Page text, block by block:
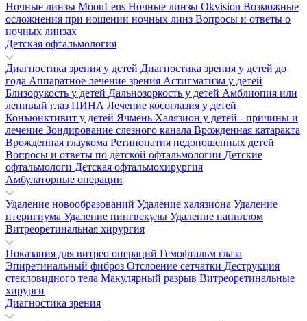
Ночные линзы MoonLens Ночные линзы Okvision Возможные
осложнения при ношении ночных линз Вопросы и ответы о
ночных линзах
Детская офтальмология
Диагностика зрения у детей Диагностика зрения у детей до
года Аппаратное лечение зрения Астигматизм у детей
Близорукость у детей Дальнозоркость у детей Амблиопия или
ленивый глаз ПИНА Лечение косоглазия у детей
Конъюнктивит у детей Ячмень Халязион у детей - причины и
лечение Зондирование слезного канала Врожденная катаракта
Врожденная глаукома Ретинопатия недоношенных детей
Вопросы и ответы по детской офтальмологии Детские
офтальмологи Детская офтальмохирургия
Амбулаторные операции
Удаление новообразований Удаление халязиона Удаление
птеригиума Удаление пингвекулы Удаление папиллом
Витреоретинальная хирургия
Показания для витрео операций Гемофтальм глаза
Эпиретинальный фиброз Отслоение сетчатки Деструкция
стекловидного тела Макулярный разрыв Витреоретинальные
хирурги
Диагностика зрения